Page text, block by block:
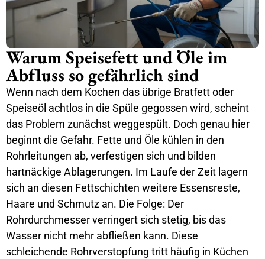
Warum Speisefett und Öle im
Abfluss so gefährlich sind
Wenn nach dem Kochen das übrige Bratfett oder
Speiseöl achtlos in die Spüle gegossen wird, scheint
das Problem zunächst weggespült. Doch genau hier
beginnt die Gefahr. Fette und Öle kühlen in den
Rohrleitungen ab, verfestigen sich und bilden
hartnäckige Ablagerungen. Im Laufe der Zeit lagern
sich an diesen Fettschichten weitere Essensreste,
Haare und Schmutz an. Die Folge: Der
Rohrdurchmesser verringert sich stetig, bis das
Wasser nicht mehr abfließen kann. Diese
schleichende Rohrverstopfung tritt häufig in Küchen